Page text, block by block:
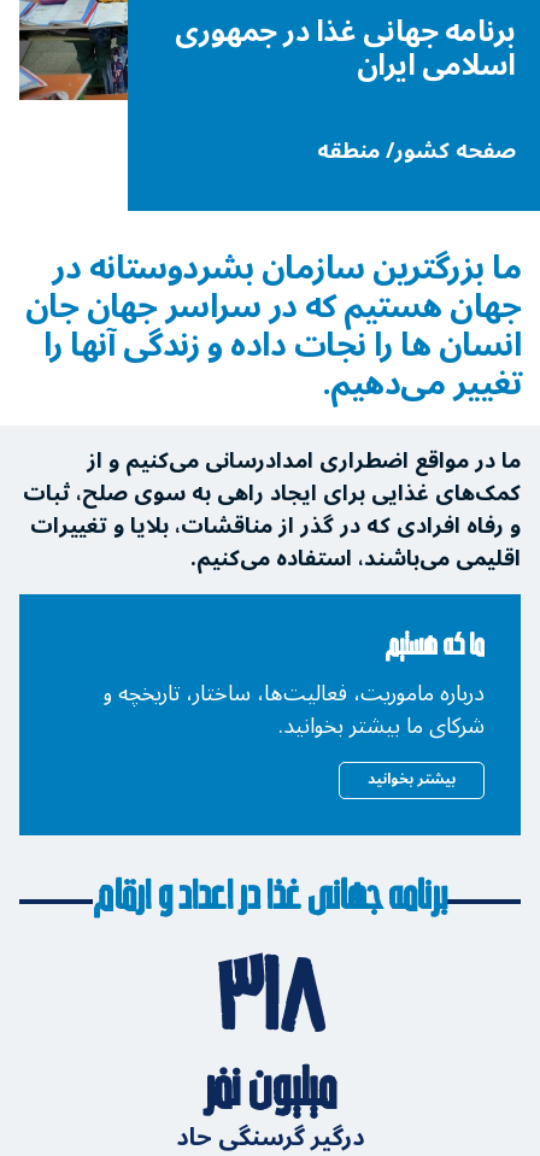
برنامه جهانی غذا در جمهوری
اسلامی ایران
صفحه کشور/ منطقه
ما بزرگترین سازمان بشردوستانه در
جهان هستیم که در سراسر جهان جان
انسان ها را نجات ‌داده و زندگی آنها را
تغییر می‌دهیم.
ما در مواقع اضطراری امدادرسانی می‌کنیم و از
کمک‌های غذایی برای ایجاد راهی به سوی صلح، ثبات
و رفاه افرادی که در گذر از مناقشات، بلایا و تغییرات
اقلیمی می‌باشند، استفاده می‌کنیم.
ما که هستیم
درباره ماموریت، فعالیت‌ها، ساختار، تاریخچه و
شرکای ما بیشتر بخوانید.
بیشتر بخوانید
برنامه جهانی غذا در اعداد و ارقام
۳۱۸
میلیون نفر
درگیر گرسنگی حاد